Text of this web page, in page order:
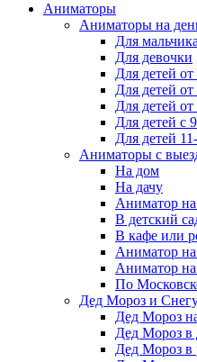
Аниматоры
Аниматоры на
Для мальчика
Для девочки
Для детей от
Для детей от
Для детей от
Для детей с
Для детей
Аниматоры с
На дом
На дачу
Аниматор
В детский
В кафе или
Аниматор на
Аниматор
По
Дед Мороз и
Дед Мороз
Дед Мороз в
Дед Мороз в